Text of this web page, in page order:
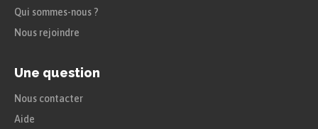
Qui sommes-nous ?
Nous rejoindre
Une question
Nous contacter
Aide